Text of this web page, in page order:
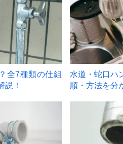
全7種類の仕組
説！
水道・蛇口ハ
順・方法を分